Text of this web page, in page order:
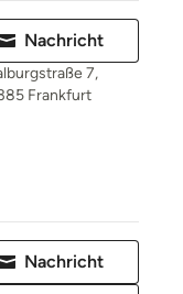
Nachricht
7,
Frankfurt
Nachricht